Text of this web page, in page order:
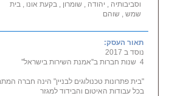
וסביבותיה , יהודה , שומרון , בקעת אונו , בית
שמש , שוהם
תאור העסק:
נוסד ב 2017
4 שנות חברות ב''אמנת השירות בישראל''
"בית פתרונות טכנולוגים לבניין" הינה חברה
בכל עבודות האיטום והבידוד למגזר